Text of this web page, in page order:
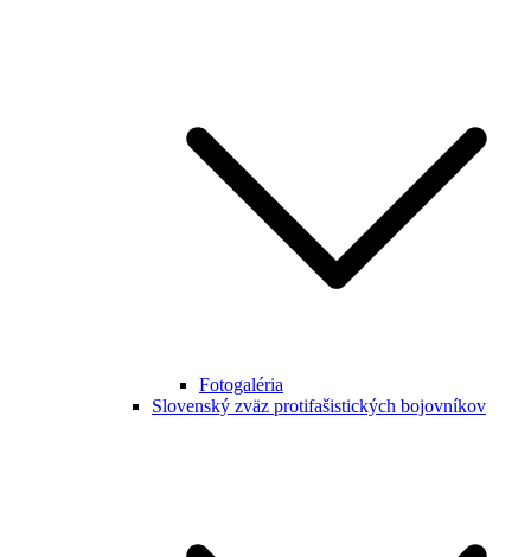
Fotogaléria
Slovenský zväz protifašistických bojovníkov